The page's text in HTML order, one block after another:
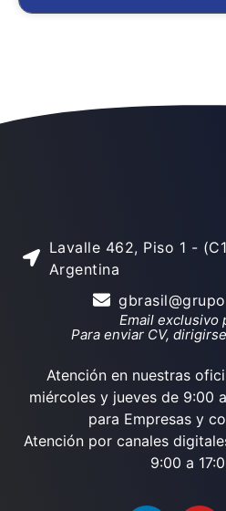
Lavalle 462, Piso 1 -
Argentina
Email exclusivo
Para enviar CV,
Atención en nuestras
miércoles y jueves de 9:00
para Empresas y
Atención por canales
9:00 a